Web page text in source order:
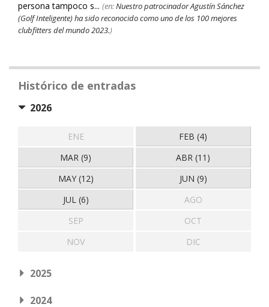
persona tampoco s... (en:Nuestro patrocinador Agustín Sánchez
(Golf Inteligente) ha sido reconocido como uno de los 100 mejores
clubfitters del mundo 2023.)
Histórico de entradas
2026
ENE
FEB (4)
MAR (9)
ABR (11)
MAY (12)
JUN (9)
JUL (6)
AGO
SEP
OCT
NOV
DIC
2025
2024